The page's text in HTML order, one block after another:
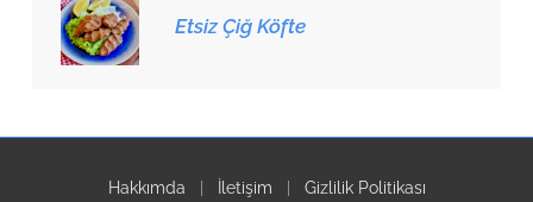
Etsiz Çiğ Köfte
Hakkımda | İletişim | Gizlilik Politikası